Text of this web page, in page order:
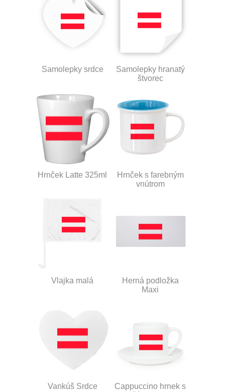
Samolepky srdce
Samolepky hranatý
štvorec
Hrnček Latte 325ml
Hrnček s farebným
vnútrom
Vlajka malá
Herná podložka
Maxi
Vankúš Srdce
Cappuccino hrnek s